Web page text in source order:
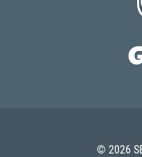
© 2026